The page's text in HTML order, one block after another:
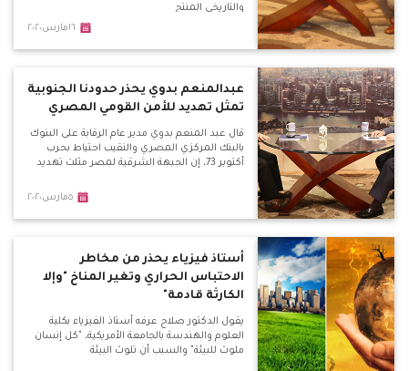
والتاريخي المنتج
١٦مارس٢٠٢٠
عبدالمنعم بدوي يحذر حدودنا الجنوبية
تمثل تهديد للأمن القومي المصري
قال عبد المنعم بدوي مدير عام الرقابة على البنوك
بالبنك المركزي المصري والنقيب احتياط بحرب
أكتوبر 73، إن الجبهة الشرقية لمصر مثلت تهديد
٥مارس٢٠٢٠
أستاذ فيزياء يحذر من مخاطر
الاحتباس الحراري وتغير المناخ "وإلا
الكارثة قادمة"
يقول الدكتور صلاح عرفه أستاذ الفيزياء بكلية
العلوم والهندسة بالجامعة الأمريكية، "كل إنسان
ملوث للبيئة" والسبب أن تلوث البيئة